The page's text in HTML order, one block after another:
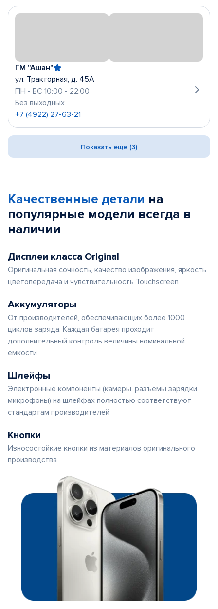
ГМ "Ашан"
ул. Тракторная, д. 45А
ПН - ВС 10:00 - 22:00
Без выходных
+7 (4922) 27-63-21
Показать еще (3)
Качественные детали на
популярные модели всегда в
наличии
Дисплеи класса Original
Оригинальная сочность, качество изображения, яркость,
цветопередача и чувствительность Touchscreen
Аккумуляторы
От производителей, обеспечивающих более 1000
циклов заряда. Каждая батарея проходит
дополнительный контроль величины номинальной
емкости
Шлейфы
Электронные компоненты (камеры, разъемы зарядки,
микрофоны) на шлейфах полностью соответствуют
стандартам производителей
Кнопки
Износостойкие кнопки из материалов оригинального
производства